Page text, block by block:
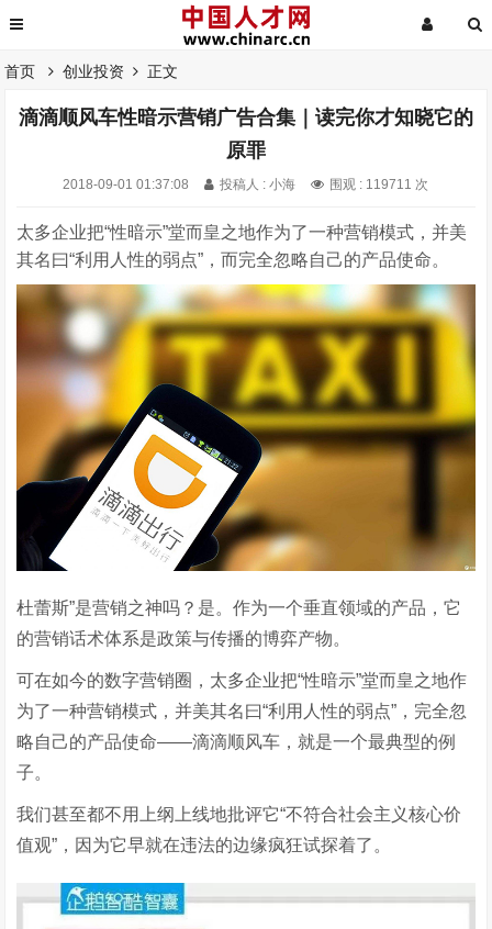
首页 创业投资 正文
滴滴顺风车性暗示营销广告合集｜读完你才知晓它的
原罪
2018-09-01 01:37:08 投稿人 : 小海 围观 : 119711 次
太多企业把“性暗示”堂而皇之地作为了一种营销模式，并美
其名曰“利用人性的弱点”，而完全忽略自己的产品使命。
杜蕾斯”是营销之神吗？是。作为一个垂直领域的产品，它
的营销话术体系是政策与传播的博弈产物。
可在如今的数字营销圈，太多企业把“性暗示”堂而皇之地作
为了一种营销模式，并美其名曰“利用人性的弱点”，完全忽
略自己的产品使命——滴滴顺风车，就是一个最典型的例
子。
我们甚至都不用上纲上线地批评它“不符合社会主义核心价
值观”，因为它早就在违法的边缘疯狂试探着了。